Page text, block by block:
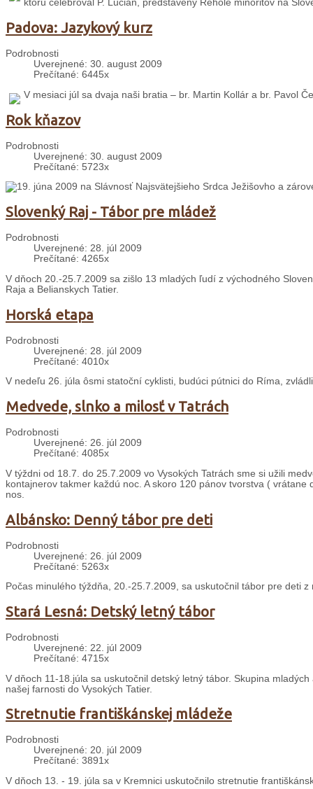
ktorú celebroval P. Lucián, predstavený Rehole minoritov na
Padova: Jazykový kurz
Podrobnosti
Uverejnené: 30. august 2009
Prečítané: 6445x
V mesiaci júl sa dvaja naši bratia – br. Martin Kollár a br. Pavol
Rok kňazov
Podrobnosti
Uverejnené: 30. august 2009
Prečítané: 5723x
19. júna 2009 na Slávnosť Najsvätejšieho Srdca Ježišovho a
Slovenký Raj - Tábor pre mládež
Podrobnosti
Uverejnené: 28. júl 2009
Prečítané: 4265x
V dňoch 20.-25.7.2009 sa zišlo 13 mladých ľudí z východného
Raja a Belianskych Tatier.
Horská etapa
Podrobnosti
Uverejnené: 28. júl 2009
Prečítané: 4010x
V nedeľu 26. júla ôsmi statoční cyklisti, budúci pútnici do Ríma,
Medvede, slnko a milosť v Tatrách
Podrobnosti
Uverejnené: 26. júl 2009
Prečítané: 4085x
V týždni od 18.7. do 25.7.2009 vo Vysokých Tatrách sme si užili
kontajnerov takmer každú noc. A skoro 120 pánov tvorstva (
nos.
Albánsko: Denný tábor pre deti
Podrobnosti
Uverejnené: 26. júl 2009
Prečítané: 5263x
Počas minulého týždňa, 20.-25.7.2009, sa uskutočnil tábor pre deti z
Stará Lesná: Detský letný tábor
Podrobnosti
Uverejnené: 22. júl 2009
Prečítané: 4715x
V dňoch 11-18.júla sa uskutočnil detský letný tábor. Skupina
našej farnosti do Vysokých Tatier.
Stretnutie františkánskej mládeže
Podrobnosti
Uverejnené: 20. júl 2009
Prečítané: 3891x
V dňoch 13. - 19. júla sa v Kremnici uskutočnilo stretnutie